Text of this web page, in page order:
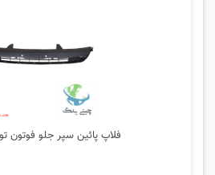
فلاپ پائین سپر جلو فوتون